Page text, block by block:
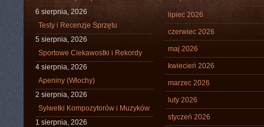
6 sierpnia, 2026
Testy i Recenzje Sprzętu
5 sierpnia, 2026
Sportowe Ciekawostki i Rekordy
4 sierpnia, 2026
Apeniny (Włochy)
2 sierpnia, 2026
Sylwetki Kompozytorów i Muzyków
1 sierpnia, 2026
lipiec 2026
czerwiec 2026
maj 2026
kwiecień 2026
marzec 2026
luty 2026
styczeń 2026